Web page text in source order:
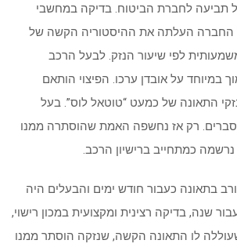
תביעה לחברת הביטוח. בדיקה במחשבי
החברה העלתה את ההיסטוריה הקשה של
לפי שיעור הנזק. לבעל הרכב
במיוחד על אובדן ערכו. הפיצוי הותאם
התאונה של כמעט “טוטאל לוס”. בעל
רק אז נחשפה האמת שהוסתרה ממנו
כמתחייב ברישיון הרכב.
בתאונה כעבור חודש ימים והבעלים היה
שנה, בדיקה רצינית ומקצועית במכון רישוי,
לו התאונה הקשה, שנזקה הוסתר ממנו